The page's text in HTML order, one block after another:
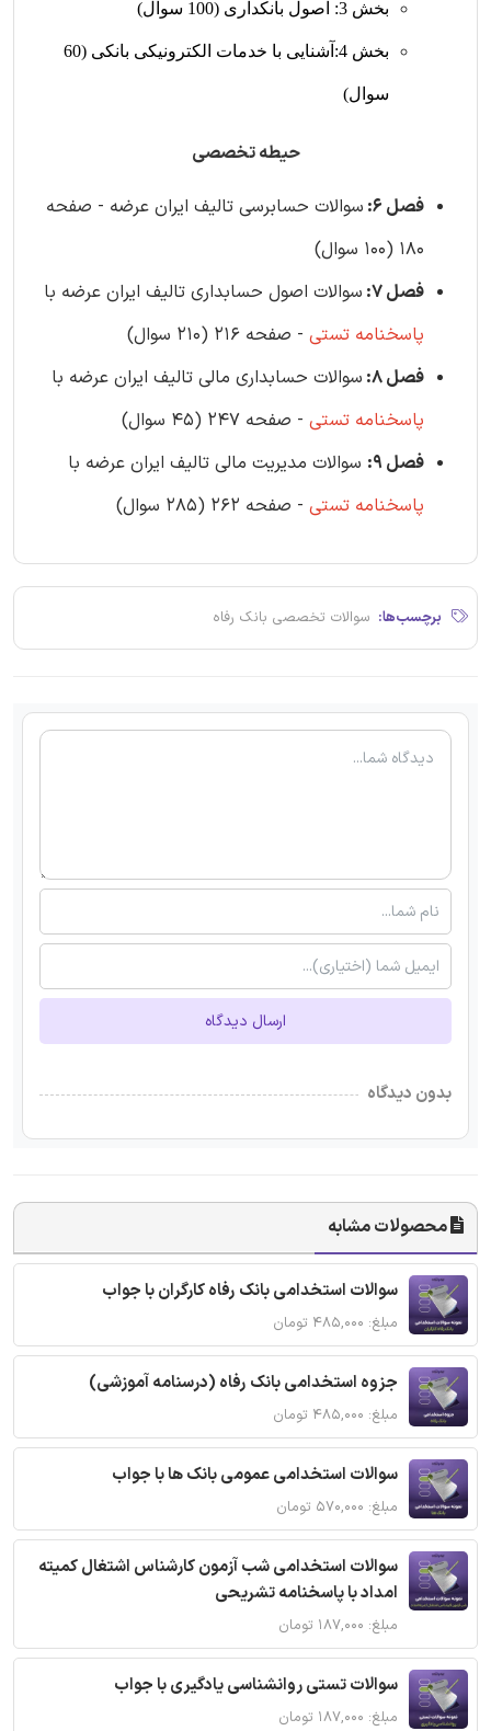
بخش 3: اصول بانکداری (100 سوال)
بخش 4:آشنایی با خدمات الکترونیکی بانکی (60
سوال)
حیطه تخصصی
فصل 6:
سوالات حسابرسی تالیف ایران عرضه - صفحه
180 (100 سوال)
فصل 7:
سوالات اصول حسابداری تالیف ایران عرضه با
پاسخنامه تستی - صفحه 216 (210 سوال)
فصل 8:
سوالات حسابداری مالی تالیف ایران عرضه با
پاسخنامه تستی - صفحه 247 (45 سوال)
فصل 9:
سوالات مدیریت مالی تالیف ایران عرضه با
پاسخنامه تستی - صفحه 262 (285 سوال)
برچسب‌ها: سوالات تخصصی بانک رفاه
ارسال دیدگاه
بدون دیدگاه
محصولات مشابه
سوالات استخدامی بانک رفاه کارگران با جواب
مبلغ: ۴۸۵,۰۰۰ تومان
جزوه استخدامی بانک رفاه (درسنامه آموزشی)
مبلغ: ۴۸۵,۰۰۰ تومان
سوالات استخدامی عمومی بانک ها با جواب
مبلغ: ۵۷۰,۰۰۰ تومان
سوالات استخدامی شب آزمون کارشناس اشتغال کمیته
امداد با پاسخنامه تشریحی
مبلغ: ۱۸۷,۰۰۰ تومان
سوالات تستی روانشناسی یادگیری با جواب
مبلغ: ۱۸۷,۰۰۰ تومان